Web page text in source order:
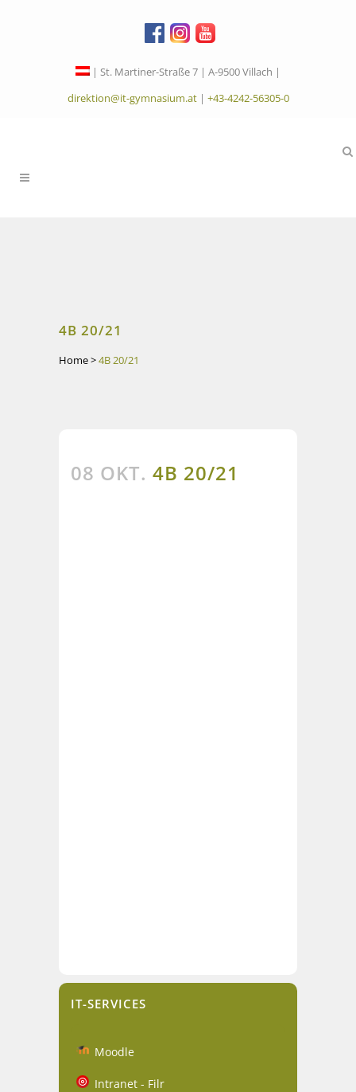
| St. Martiner-Straße 7 | A-9500 Villach |
direktion@it-gymnasium.at| +43-4242-56305-0
4B 20/21
Home>4B 20/21
08 OKT. 4B 20/21
IT-SERVICES
Moodle
Intranet - Filr